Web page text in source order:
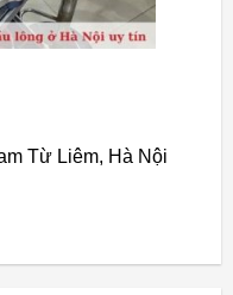
Từ Liêm, Hà Nội